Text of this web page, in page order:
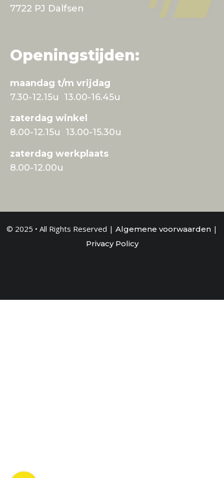
7722 PJ Dalfsen
Openingstijden:
maandag t/m vrijdag
7.30-12.15u 13.00-16.45u
zaterdag winkel
8.00-12.15u 13.00-15.30u
zaterdag werkplaats
8.00-12.00u
© 2025 • All Rights Reserved | Algemene voorwaarden |
Privacy Policy